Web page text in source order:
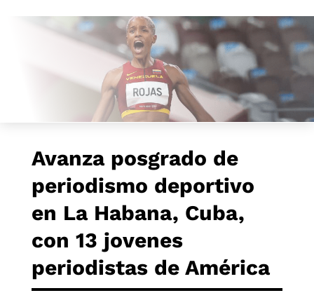
Avanza posgrado de
periodismo deportivo
en La Habana, Cuba,
con 13 jovenes
periodistas de América